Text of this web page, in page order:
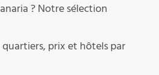
? Notre sélection
prix et hôtels par